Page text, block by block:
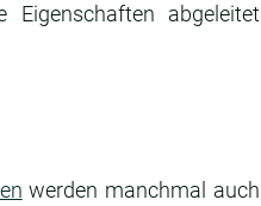
Eigenschaften abgeleitet
werden manchmal auch